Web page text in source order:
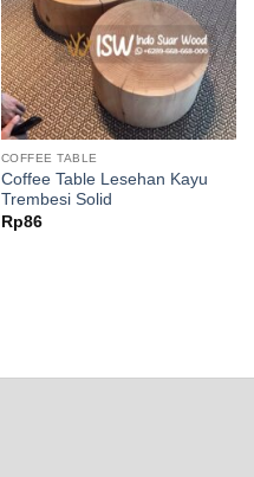
COFFEE TABLE
Coffee Table Lesehan Kayu
Trembesi Solid
Rp86